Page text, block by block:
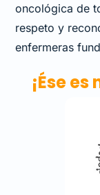
oncológica de
respeto y
enfermeras
¡Ése